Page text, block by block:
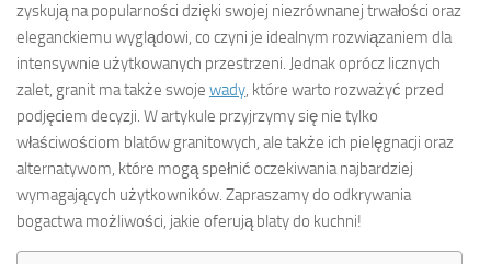
zyskują na popularności dzięki swojej niezrównanej trwałości oraz
eleganckiemu wyglądowi, co czyni je idealnym rozwiązaniem dla
intensywnie użytkowanych przestrzeni. Jednak oprócz licznych
zalet, granit ma także swoje wady, które warto rozważyć przed
podjęciem decyzji. W artykule przyjrzymy się nie tylko
właściwościom blatów granitowych, ale także ich pielęgnacji oraz
alternatywom, które mogą spełnić oczekiwania najbardziej
wymagających użytkowników. Zapraszamy do odkrywania
bogactwa możliwości, jakie oferują blaty do kuchni!